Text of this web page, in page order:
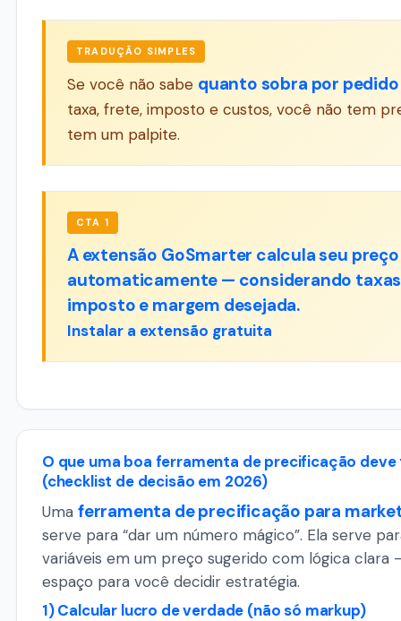
TRADUÇÃO SIMPLES
Se você não sabe quanto sobra por pedido
taxa, frete, imposto e custos, você não tem
tem um palpite.
CTA 1
A extensão GoSmarter calcula seu
automaticamente — considerando
imposto e margem desejada.
Instalar a extensão gratuita
O que uma boa ferramenta de precificação deve
(checklist de decisão em 2026)
Uma ferramenta de precificação para
serve para “dar um número mágico”. Ela serve
variáveis em um preço sugerido com lógica clara
espaço para você decidir estratégia.
1) Calcular lucro de verdade (não só markup)